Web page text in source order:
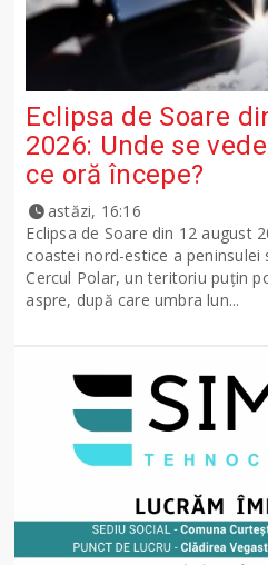
Eclipsa de Soare
2026: Unde se
ce oră începe?
astăzi, 16:16
Eclipsa de Soare din 12 august
coastei nord-estice a
Cercul Polar, un teritoriu puțin
aspre, după care umbra lun...